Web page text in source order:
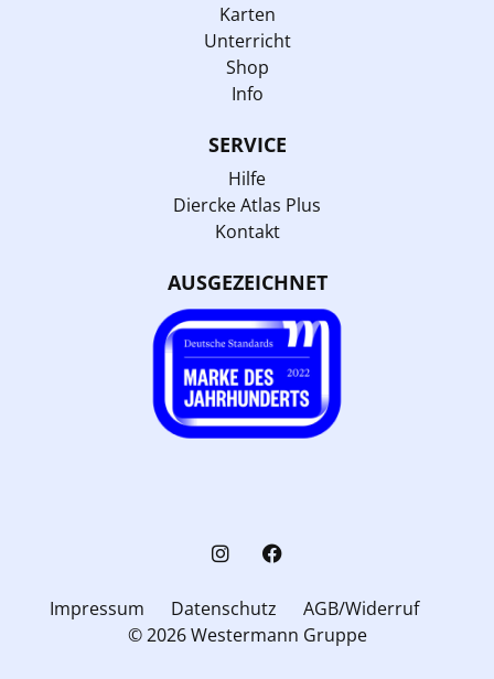
Karten
Unterricht
Shop
Info
SERVICE
Hilfe
Diercke Atlas Plus
Kontakt
AUSGEZEICHNET
Impressum Datenschutz
AGB/Widerruf
© 2026 Westermann Gruppe